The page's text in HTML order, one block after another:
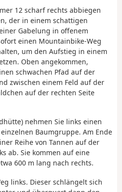
12 scharf rechts abbiegen
der in einem schattigen
Gabelung in offenem
einen Mountainbike-Weg
um den Aufstieg in einem
Oben angekommen,
schwachen Pfad auf der
zwischen einem Feld auf der
auf der rechten Seite
nehmen Sie links einen
Baumgruppe. Am Ende
Reihe von Tannen auf der
ab. Sie kommen auf eine
600 m lang nach rechts.
links. Dieser schlängelt sich